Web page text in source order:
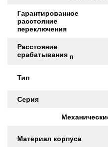
Гарантированное
расстояние
переключения
Расстояние
срабатывания п
Тип
Серия
Материал корпуса